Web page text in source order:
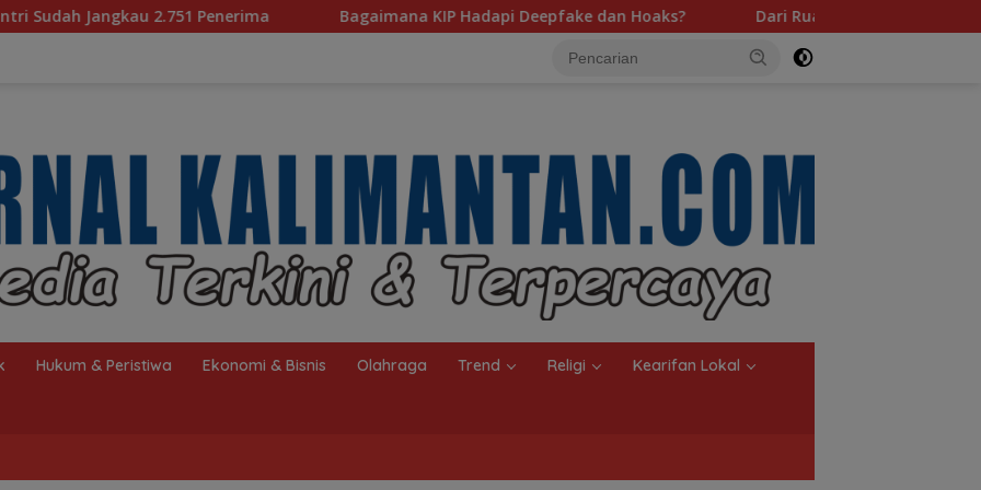
Bagaimana KIP Hadapi Deepfake dan Hoaks? Dari Ruang Damai ke Kejati, Rekam Jejak Radityo
Hukum & Peristiwa Ekonomi & Bisnis Olahraga Trend Religi Kearifan Lokal